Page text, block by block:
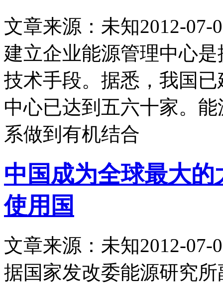
文章来源：未知2012-07-
建立企业能源管理中心
技术手段。据悉，我国
中心已达到五六十家。
系做到有机结合
中国成为全球最大
使用国
文章来源：未知2012-07-
据国家发改委能源研究